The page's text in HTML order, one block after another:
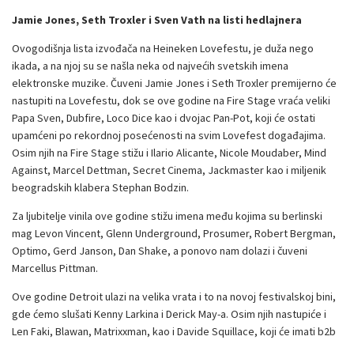
Jamie Jones, Seth Troxler i Sven Vath na listi hedlajnera
Ovogodišnja lista izvođača na Heineken Lovefestu, je duža nego
ikada, a na njoj su se našla neka od najvećih svetskih imena
elektronske muzike. Čuveni Jamie Jones i Seth Troxler premijerno će
nastupiti na Lovefestu, dok se ove godine na Fire Stage vraća veliki
Papa Sven, Dubfire, Loco Dice kao i dvojac Pan-Pot, koji će ostati
upamćeni po rekordnoj posećenosti na svim Lovefest događajima.
Osim njih na Fire Stage stižu i Ilario Alicante, Nicole Moudaber, Mind
Against, Marcel Dettman, Secret Cinema, Jackmaster kao i miljenik
beogradskih klabera Stephan Bodzin.
Za ljubitelje vinila ove godine stižu imena među kojima su berlinski
mag Levon Vincent, Glenn Underground, Prosumer, Robert Bergman,
Optimo, Gerd Janson, Dan Shake, a ponovo nam dolazi i čuveni
Marcellus Pittman.
Ove godine Detroit ulazi na velika vrata i to na novoj festivalskoj bini,
gde ćemo slušati Kenny Larkina i Derick May-a. Osim njih nastupiće i
Len Faki, Blawan, Matrixxman, kao i Davide Squillace, koji će imati b2b